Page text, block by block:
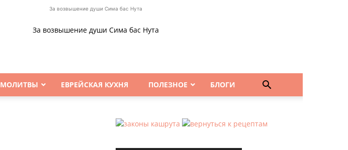
За возвышение души Сима бас Нута
За возвышение души Сима бас Нута
МОЛИТВЫ ЕВРЕЙСКАЯ КУХНЯ ПОЛЕЗНОЕ БЛОГИ